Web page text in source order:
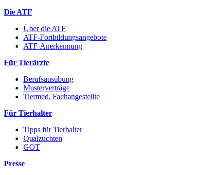
Die ATF
Über die ATF
ATF-Fortbildungsangebote
ATF-Anerkennung
Für Tierärzte
Berufsausübung
Musterverträge
Tiermed. Fachangestellte
Für Tierhalter
Tipps für Tierhalter
Qualzuchten
GOT
Presse